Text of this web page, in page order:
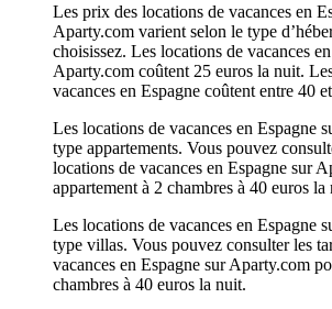
Les prix des locations de vacances en
Aparty.com varient selon le type
choisissez. Les locations de vacances
Aparty.com coûtent 25 euros la nuit.
vacances en Espagne coûtent entre 40
Les locations de vacances en Espagne
type appartements. Vous pouvez
locations de vacances en Espagne sur
appartement à 2 chambres à 40 euros la
Les locations de vacances en Espagne
type villas. Vous pouvez consulter les
vacances en Espagne sur Aparty.com
chambres à 40 euros la nuit.